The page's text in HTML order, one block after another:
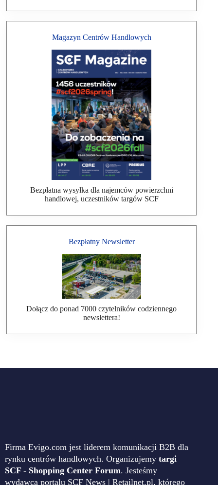
Magazyn Centrów Handlowych
Bezpłatna wysyłka dla najemców powierzchni
handlowej, uczestników targów SCF
Bezpłatny Newsletter
Dołącz do ponad 7000 czytelników codziennego
newslettera!
Firma Evigo.com jest liderem komunikacji B2B dla
rynku centrów handlowych. Organizujemy targi
SCF - Shopping Center Forum. Jesteśmy
wydawcą portalu SCF News | Retailnet.pl, którego